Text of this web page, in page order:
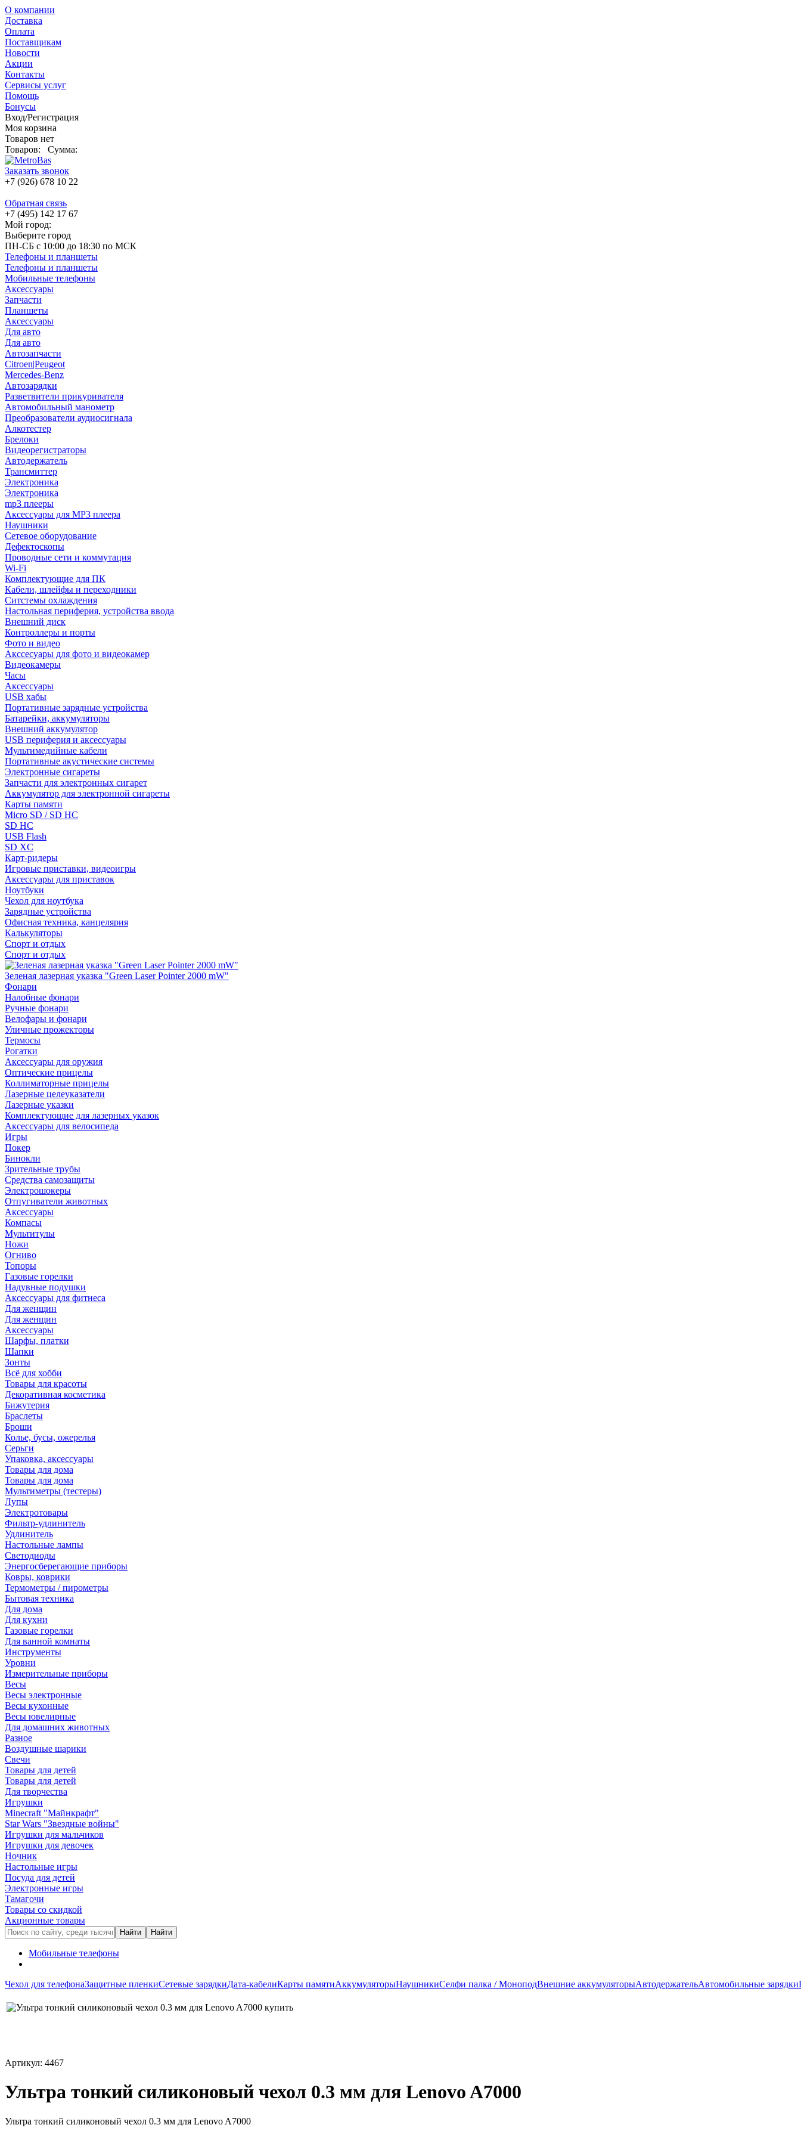
О компании
Доставка
Оплата
Поставщикам
Новости
Акции
Контакты
Сервисы услуг
Помощь
Бонусы
Вход/Регистрация
Моя корзина
Товаров нет
Товаров:
Сумма:
Заказать звонок
+7 (926) 678 10 22
Обратная связь
+7 (495) 142 17 67
Мой город:
Выберите город
ПН-СБ с 10:00 до 18:30 по МСК
Телефоны и планшеты
Телефоны и планшеты
Мобильные телефоны
Аксессуары
Запчасти
Планшеты
Аксессуары
Для авто
Для авто
Автозапчасти
Citroen|Peugeot
Mercedes-Benz
Автозарядки
Разветвители прикуривателя
Автомобильный манометр
Преобразователи аудиосигнала
Алкотестер
Брелоки
Видеорегистраторы
Автодержатель
Трансмиттер
Электроника
Электроника
mp3 плееры
Аксессуары для MP3 плеера
Наушники
Сетевое оборудование
Дефектоскопы
Проводные сети и коммутация
Wi-Fi
Комплектующие для ПК
Кабели, шлейфы и переходники
Ситстемы охлаждения
Настольная периферия, устройства ввода
Внешний диск
Контроллеры и порты
Фото и видео
Акссесуары для фото и видеокамер
Видеокамеры
Часы
Аксессуары
USB хабы
Портативные зарядные устройства
Батарейки, аккумуляторы
Внешний аккумулятор
USB периферия и аксессуары
Мультимедийные кабели
Портативные акустические системы
Электронные сигареты
Запчасти для электронных сигарет
Аккумулятор для электронной сигареты
Карты памяти
Micro SD / SD HC
SD HC
USB Flash
SD XC
Карт-ридеры
Игровые приставки, видеоигры
Аксессуары для приставок
Ноутбуки
Чехол для ноутбука
Зарядные устройства
Офисная техника, канцелярия
Калькуляторы
Спорт и отдых
Спорт и отдых
Зеленая лазерная указка "Green Laser Pointer 2000 mW"
Фонари
Налобные фонари
Ручные фонари
Велофары и фонари
Уличные прожекторы
Термосы
Рогатки
Аксессуары для оружия
Оптические прицелы
Коллиматорные прицелы
Лазерные целеуказатели
Лазерные указки
Комплектующие для лазерных указок
Аксессуары для велосипеда
Игры
Покер
Бинокли
Зрительные трубы
Средства самозащиты
Электрошокеры
Отпугиватели животных
Аксессуары
Компасы
Мультитулы
Ножи
Огниво
Топоры
Газовые горелки
Надувные подушки
Аксессуары для фитнеса
Для женщин
Для женщин
Аксессуары
Шарфы, платки
Шапки
Зонты
Всё для хобби
Товары для красоты
Декоративная косметика
Бижутерия
Браслеты
Броши
Колье, бусы, ожерелья
Серьги
Упаковка, аксессуары
Товары для дома
Товары для дома
Мультиметры (тестеры)
Лупы
Электротовары
Фильтр-удлинитель
Удлинитель
Настольные лампы
Светодиоды
Энергосберегающие приборы
Ковры, коврики
Термометры / пирометры
Бытовая техника
Для дома
Для кухни
Газовые горелки
Для ванной комнаты
Инструменты
Уровни
Измерительные приборы
Весы
Весы электронные
Весы кухонные
Весы ювелирные
Для домашних животных
Разное
Воздушные шарики
Свечи
Товары для детей
Товары для детей
Для творчества
Игрушки
Minecraft "Майнкрафт"
Star Wars "Звездные войны"
Игрушки для мальчиков
Игрушки для девочек
Ночник
Настольные игры
Посуда для детей
Электронные игры
Тамагочи
Товары со скидкой
Акционные товары
Мобильные телефоны
Чехол для телефонаЗащитные пленкиСетевые зарядкиДата-кабелиКарты памятиАккумуляторыНаушникиСелфи палка / МоноподВнешние аккумуляторыАвтодержательАвтомобильные зарядки
Артикул: 4467
Ультра тонкий силиконовый чехол 0.3 мм для Lenovo A7000
Ультра тонкий силиконовый чехол 0.3 мм для Lenovo A7000